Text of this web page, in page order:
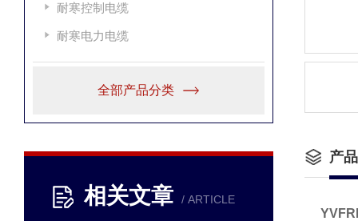
耐寒控制电缆
耐寒电力电缆
全部产品分类
相关文章 / ARTICLE
产